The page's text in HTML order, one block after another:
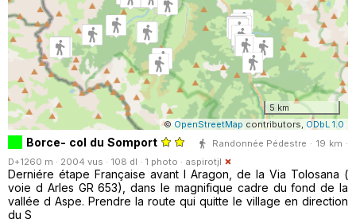
5 km
© OpenStreetMap contributors, ODbL 1.0
Borce- col du Somport
Randonnée Pédestre · 19 km ·
D+1260 m · 2004 vus · 108 dl · 1 photo · aspirotjl
Derniére étape Française avant l Aragon, de la Via Tolosana (
voie d Arles GR 653), dans le magnifique cadre du fond de la
vallée d Aspe. Prendre la route qui quitte le village en direction
du S